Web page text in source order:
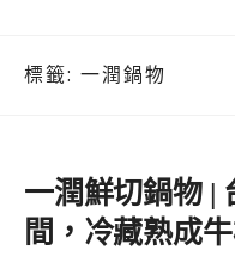
標籤: 一潤鍋物
一潤鮮切鍋物 |
間，冷藏熟成